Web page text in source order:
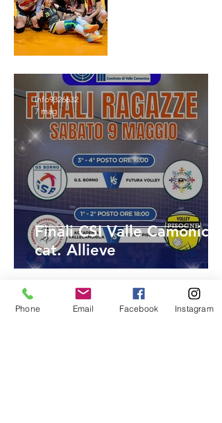
Finali CSI Valle Camonica
cat. Allieve
info9326632
7 mag
info9326632
Phone Email Facebook Instagram